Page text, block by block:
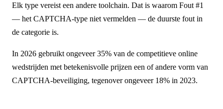
Elk type vereist een andere toolchain. Dat is waarom Fout #1
— het CAPTCHA-type niet vermelden — de duurste fout in
de categorie is.
In 2026 gebruikt ongeveer 35% van de competitieve online
wedstrijden met betekenisvolle prijzen een of andere vorm van
CAPTCHA-beveiliging, tegenover ongeveer 18% in 2023.